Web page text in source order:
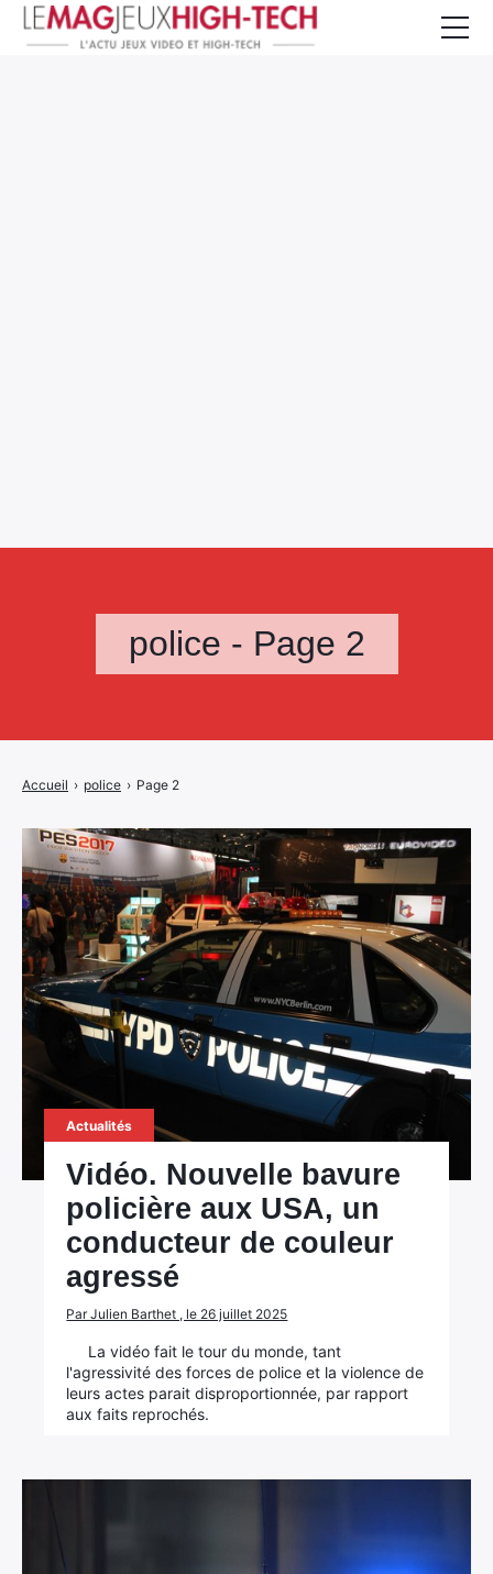
police - Page 2
Accueil › police › Page 2
Actualités
Vidéo. Nouvelle bavure
policière aux USA, un
conducteur de couleur
agressé
Par Julien Barthet , le 26 juillet 2025
La vidéo fait le tour du monde, tant
l'agressivité des forces de police et la violence de
leurs actes parait disproportionnée, par rapport
aux faits reprochés.